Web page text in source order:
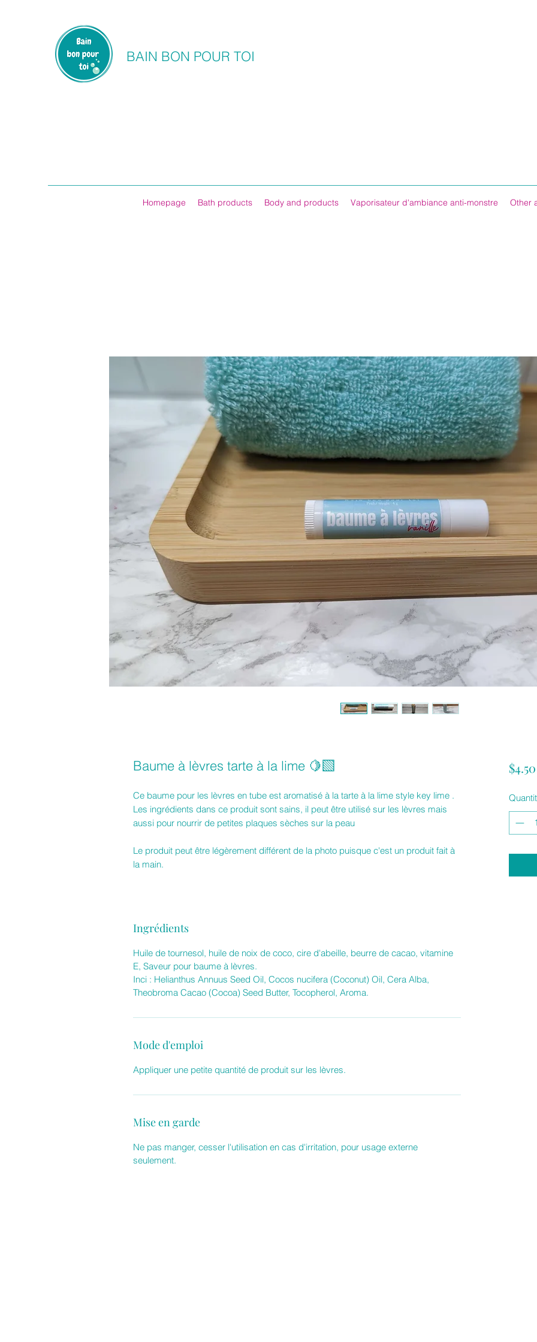
BAIN BON POUR TOI
Homepage Bath products Body and products Vaporisateur d'ambiance anti-monstre Other
Baume à lèvres tarte à la lime 🍋‍🟩
Ce baume pour les lèvres en tube est aromatisé à la tarte à la lime style key lime .
Les ingrédients dans ce produit sont sains, il peut être utilisé sur les lèvres mais
aussi pour nourrir de petites plaques sèches sur la peau
Le produit peut être légèrement différent de la photo puisque c'est un produit fait à
la main.
Ingrédients
Huile de tournesol, huile de noix de coco, cire d'abeille, beurre de cacao, vitamine
E, Saveur pour baume à lèvres.
Inci : Helianthus Annuus Seed Oil, Cocos nucifera (Coconut) Oil, Cera Alba,
Theobroma Cacao (Cocoa) Seed Butter, Tocopherol, Aroma.
Mode d'emploi
Appliquer une petite quantité de produit sur les lèvres.
Mise en garde
Ne pas manger, cesser l'utilisation en cas d'irritation, pour usage externe
seulement.
$4.50